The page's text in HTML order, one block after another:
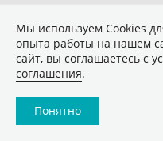
Мы используем Сookies
опыта работы на нашем
сайт, вы соглашаетесь с
соглашения.
Понятно